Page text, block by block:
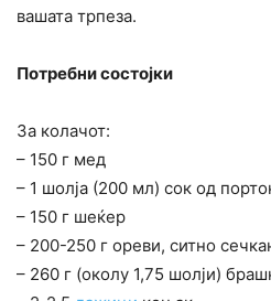
вашата трпеза.
Потребни состојки
За колачот:
– 150 г мед
– 1 шолја (200 мл) сок од
– 150 г шеќер
– 200-250 г ореви, ситно
– 260 г (околу 1,75 шолји)